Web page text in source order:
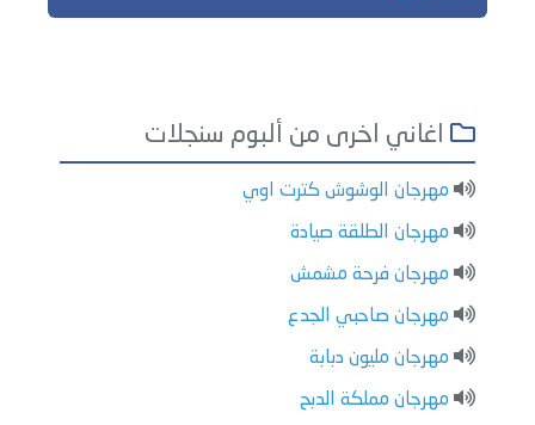
اغاني اخرى من ألبوم سنجلات
مهرجان الوشوش كترت اوي
مهرجان الطلقة صيادة
مهرجان فرحة مشمش
مهرجان صاحبي الجدع
مهرجان مليون دبابة
مهرجان مملكة الدبح